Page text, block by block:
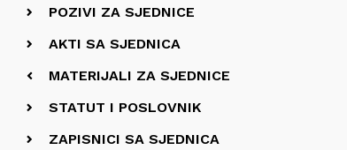
POZIVI ZA SJEDNICE
AKTI SA SJEDNICA
MATERIJALI ZA SJEDNICE
STATUT I POSLOVNIK
ZAPISNICI SA SJEDNICA